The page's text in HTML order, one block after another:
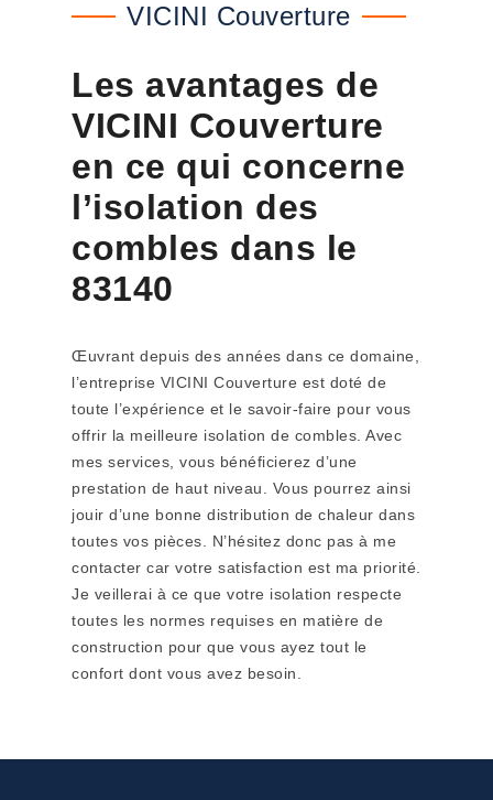
VICINI Couverture
Les avantages de
VICINI Couverture
en ce qui concerne
l’isolation des
combles dans le
83140
Œuvrant depuis des années dans ce domaine,
l’entreprise VICINI Couverture est doté de
toute l’expérience et le savoir-faire pour vous
offrir la meilleure isolation de combles. Avec
mes services, vous bénéficierez d’une
prestation de haut niveau. Vous pourrez ainsi
jouir d’une bonne distribution de chaleur dans
toutes vos pièces. N’hésitez donc pas à me
contacter car votre satisfaction est ma priorité.
Je veillerai à ce que votre isolation respecte
toutes les normes requises en matière de
construction pour que vous ayez tout le
confort dont vous avez besoin.